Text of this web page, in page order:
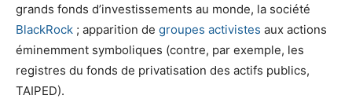
grands fonds d’investissements au monde, la société
BlackRock ; apparition de groupes activistes aux actions
éminemment symboliques (contre, par exemple, les
registres du fonds de privatisation des actifs publics,
TAIPED).